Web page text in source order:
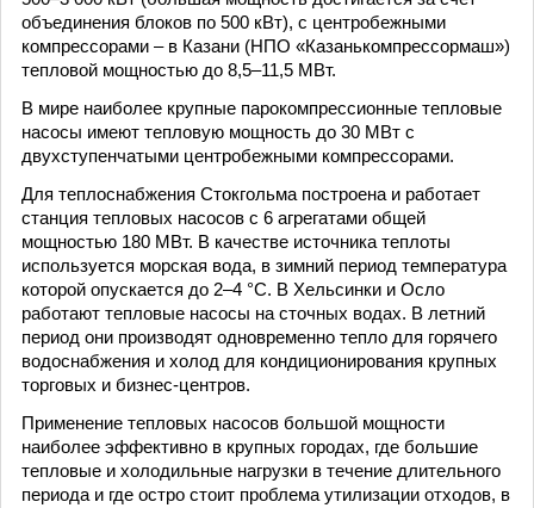
объединения блоков по 500 кВт), с центробежными
компрессорами – в Казани (НПО «Казанькомпрессормаш»)
тепловой мощностью до 8,5–11,5 МВт.
В мире наиболее крупные парокомпрессионные тепловые
насосы имеют тепловую мощность до 30 МВт с
двухступенчатыми центробежными компрессорами.
Для теплоснабжения Стокгольма построена и работает
станция тепловых насосов с 6 агрегатами общей
мощностью 180 МВт. В качестве источника теплоты
используется морская вода, в зимний период температура
которой опускается до 2–4 °С. В Хельсинки и Осло
работают тепловые насосы на сточных водах. В летний
период они производят одновременно тепло для горячего
водоснабжения и холод для кондиционирования крупных
торговых и бизнес-центров.
Применение тепловых насосов большой мощности
наиболее эффективно в крупных городах, где большие
тепловые и холодильные нагрузки в течение длительного
периода и где остро стоит проблема утилизации отходов, в